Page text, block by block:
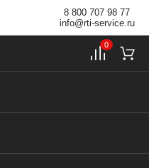
8 800 707 98 77
info@rti-service.ru
0